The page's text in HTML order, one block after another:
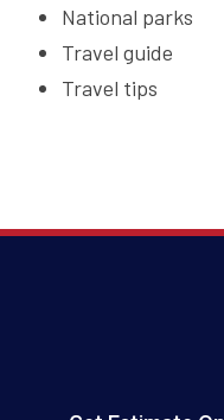
National parks
Travel guide
Travel tips